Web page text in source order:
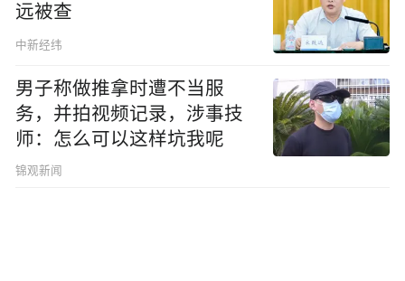
远被查
中新经纬
男子称做推拿时遭不当服
务，并拍视频记录，涉事技
师：怎么可以这样坑我呢
锦观新闻